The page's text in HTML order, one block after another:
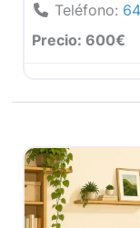
Teléfono:
Precio: 600€